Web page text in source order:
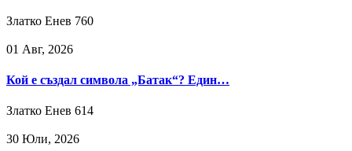
Златко Енев 760
01 Авг, 2026
Кой е създал символа „Батак“? Един…
Златко Енев 614
30 Юли, 2026